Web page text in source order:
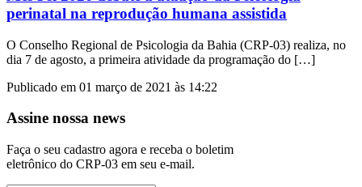
perinatal na reprodução humana assistida
O Conselho Regional de Psicologia da Bahia (CRP-03) realiza, no
dia 7 de agosto, a primeira atividade da programação do […]
Publicado em 01 março de 2021 às 14:22
Assine nossa news
Faça o seu cadastro agora e receba o boletim
eletrônico do CRP-03 em seu e-mail.